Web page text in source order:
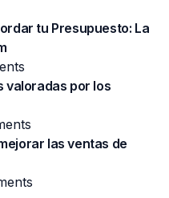
tu Presupuesto: La
valoradas por los
las ventas de